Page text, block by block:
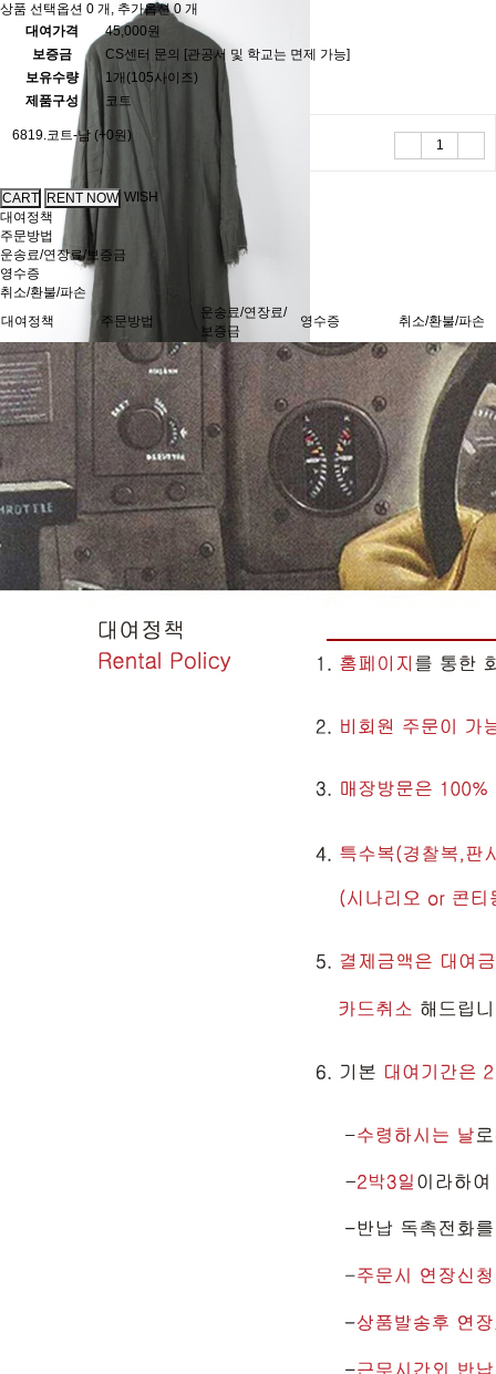
상품 선택옵션 0 개, 추가옵션 0 개
대여가격
45,000원
보증금
CS센터 문의 [관공서 및 학교는 면제 가능]
보유수량
1개(105사이즈)
제품구성
코트
6819.코트-남 (+0원)
WISH
대여정책
주문방법
운송료/연장료/보증금
영수증
취소/환불/파손
대여정책
주문방법
운송료/연장료/
보증금
영수증 취소/환불/파손